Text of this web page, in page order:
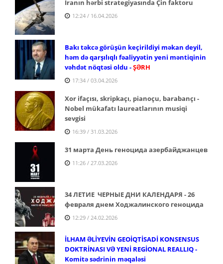
İranın hərbi strategiyasında Çin faktoru
12:24 / 16.04.2026
Bakı təkcə görüşün keçirildiyi məkan deyil,
həm də qarşılıqlı fəaliyyətin yeni məntiqinin
vəhdət nöqtəsi oldu -ŞƏRH
17:34 / 03.04.2026
Xor ifaçısı, skripkaçı, pianoçu, barabançı -
Nobel mükafatı laureatlarının musiqi
sevgisi
16:39 / 31.03.2026
31 марта День геноцида азербайджанцев
11:26 / 27.03.2026
34 ЛЕТИЕ ЧЕРНЫЕ ДНИ КАЛЕНДАРЯ - 26
февраля днем Ходжалинского геноцида
12:29 / 24.02.2026
İLHAM ƏLİYEVİN GEOİQTİSADİ KONSENSUS
DOKTRİNASI VƏ YENİ REGİONAL REALLIQ -
Komitə sədrinin məqaləsi